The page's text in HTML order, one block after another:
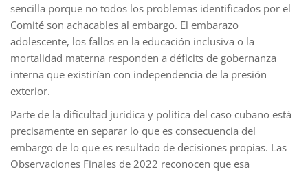
sencilla porque no todos los problemas identificados por el
Comité son achacables al embargo. El embarazo
adolescente, los fallos en la educación inclusiva o la
mortalidad materna responden a déficits de gobernanza
interna que existirían con independencia de la presión
exterior.
Parte de la dificultad jurídica y política del caso cubano está
precisamente en separar lo que es consecuencia del
embargo de lo que es resultado de decisiones propias. Las
Observaciones Finales de 2022 reconocen que esa